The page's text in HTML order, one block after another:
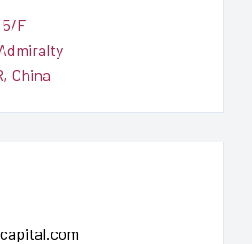
F
China